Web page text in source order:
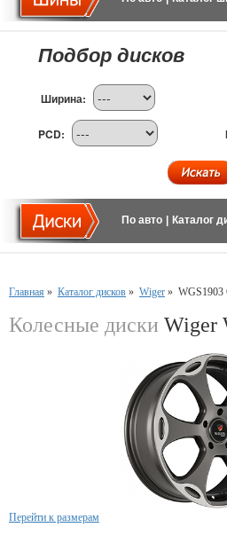
Подбор дисков
Ширина:
PCD:
По авто Каталог
Главная » Каталог дисков » Wiger » WGS1903
Колесные диски Wiger
Перейти к размерам